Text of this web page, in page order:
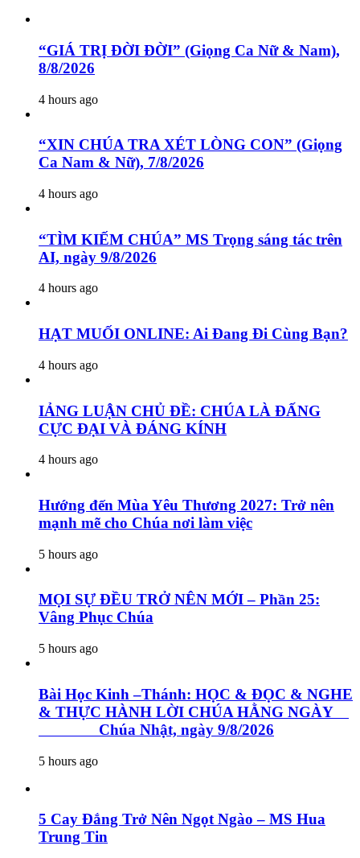
“GIÁ TRỊ ĐỜI ĐỜI” (Giọng Ca Nữ & Nam),
8/8/2026
4 hours ago
“XIN CHÚA TRA XÉT LÒNG CON” (Giọng
Ca Nam & Nữ), 7/8/2026
4 hours ago
“TÌM KIẾM CHÚA” MS Trọng sáng tác trên
AI, ngày 9/8/2026
4 hours ago
HẠT MUỐI ONLINE: Ai Đang Đi Cùng Bạn?
4 hours ago
IẢNG LUẬN CHỦ ĐỀ: CHÚA LÀ ĐẤNG
CỰC ĐẠI VÀ ĐÁNG KÍNH
4 hours ago
Hướng đến Mùa Yêu Thương 2027: Trở nên
mạnh mẽ cho Chúa nơi làm việc
5 hours ago
MỌI SỰ ĐỀU TRỞ NÊN MỚI – Phần 25:
Vâng Phục Chúa
5 hours ago
Bài Học Kinh –Thánh: HỌC & ĐỌC & NGHE
& THỰC HÀNH LỜI CHÚA HẰNG NGÀY
Chúa Nhật, ngày 9/8/2026
5 hours ago
5 Cay Đắng Trở Nên Ngọt Ngào – MS Hua
Trung Tin